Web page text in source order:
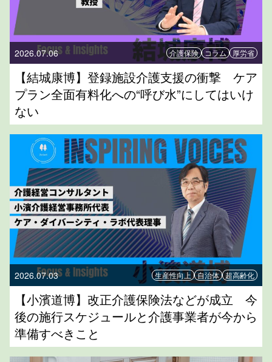
2026.07.06 介護保険 コラム 厚労省
【結城康博】登録施設介護支援の衝撃 ケア
プラン全面有料化への“呼び水”にしてはいけ
ない
2026.07.03 生産性向上 自治体 超高齢化
【小濱道博】改正介護保険法などが成立 今
後の施行スケジュールと介護事業者が今から
準備すべきこと